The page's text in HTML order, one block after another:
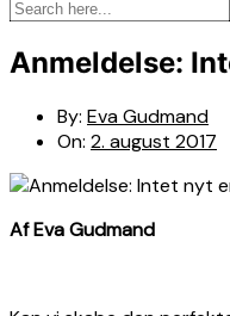
Anmeldelse:
By: Eva Gudmand
On: 2. august 2017
Af Eva Gudmand